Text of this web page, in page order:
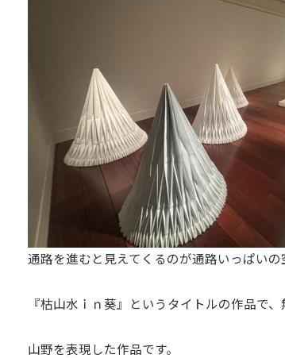
通路を進むと見えてくるのが通路いっぱい
『枯山水ｉｎ葵』というタイトルの作品で
山野を表現した作品です。